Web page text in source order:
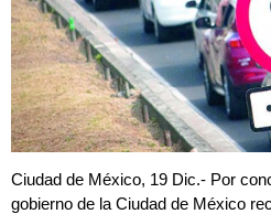
Ciudad de México, 19 Dic.- Por
gobierno de la Ciudad de México